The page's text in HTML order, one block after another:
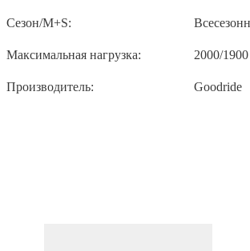
Сезон/M+S:
Максимальная нагрузка: 2000/1900
Производитель: Goodride